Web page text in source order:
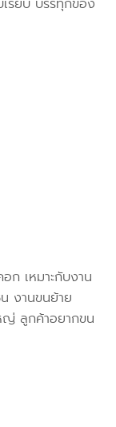
ก เหมาะกับงาน
งานขนย้าย
ลูกค้าอยากขน